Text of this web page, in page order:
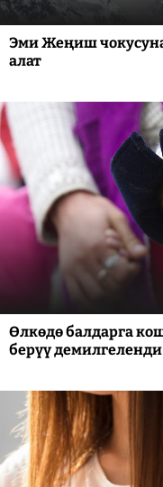
Эми Жеңиш
алат
Өлкөдө балдарга
берүү демилгеленди